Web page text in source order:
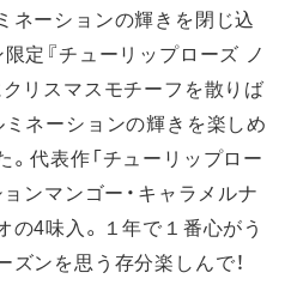
ネーションの輝きを閉じ込
定『チューリップローズ ノ
リスマスモチーフを散りば
ネーションの輝きを楽しめ
代表作「チューリップロー
ンマンゴー・キャラメルナ
の4味入。１年で１番心がう
ンを思う存分楽しんで！